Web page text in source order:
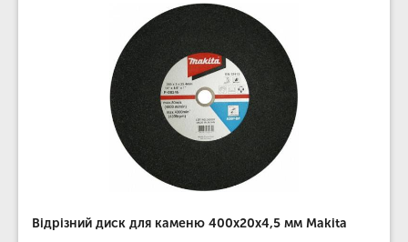
Відрізний диск для каменю 400х20х4,5 мм Makita